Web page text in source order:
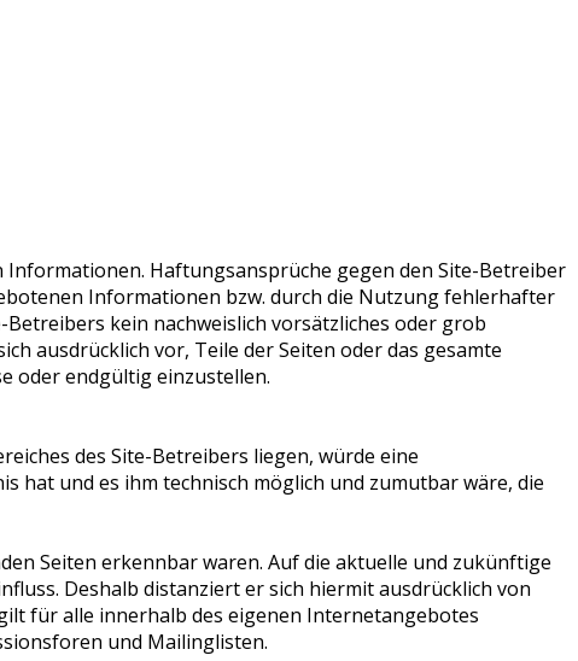
Haftungsansprüche gegen den Site-Betreiber
Informationen bzw. durch die Nutzung fehlerhafter
kein nachweislich vorsätzliches oder grob
ausdrücklich vor, Teile der Seiten oder das gesamte
oder endgültig einzustellen.
des Site-Betreibers liegen, würde eine
hat und es ihm technisch möglich und zumutbar wäre, die
Seiten erkennbar waren. Auf die aktuelle und zukünftige
Deshalb distanziert er sich hiermit ausdrücklich von
für alle innerhalb des eigenen Internetangebotes
und Mailinglisten.